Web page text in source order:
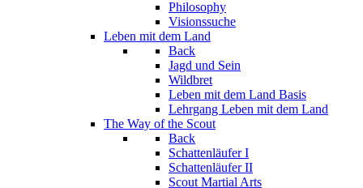
Philosophy
Visionssuche
Leben mit dem Land
Back
Jagd und Sein
Wildbret
Leben mit dem Land Basis
Lehrgang Leben mit dem Land
The Way of the Scout
Back
Schattenläufer I
Schattenläufer II
Scout Martial Arts